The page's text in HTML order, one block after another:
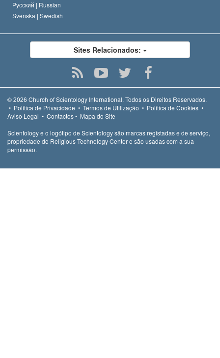
Русский | Russian
Svenska | Swedish
Sites Relacionados:
© 2026 Church of Scientology International. Todos os Direitos Reservados.
• Política de Privacidade • Termos de Utilização • Política de Cookies •
Aviso Legal • Contactos• Mapa do Site
Scientology e o logótipo de Scientology são marcas registadas e de serviço,
propriedade de Religious Technology Center e são usadas com a sua
permissão.